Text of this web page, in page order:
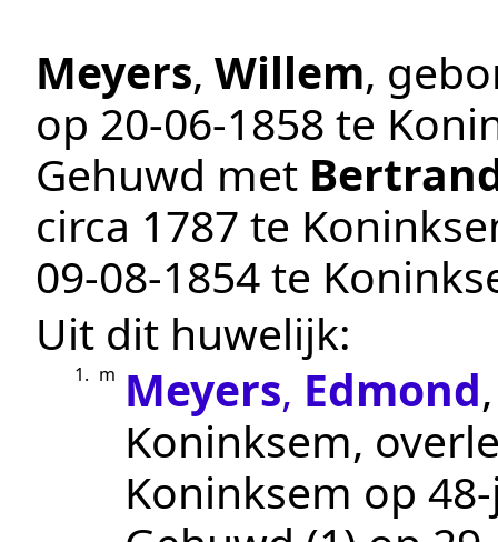
Meyers, Willem,
op 20‑06‑1858 te
Gehuwd met
circa 1787 te
09‑08‑1854te
Uit dit huwelijk:
1. m Meyers, Edmond
Koninksem,
Koninksem op